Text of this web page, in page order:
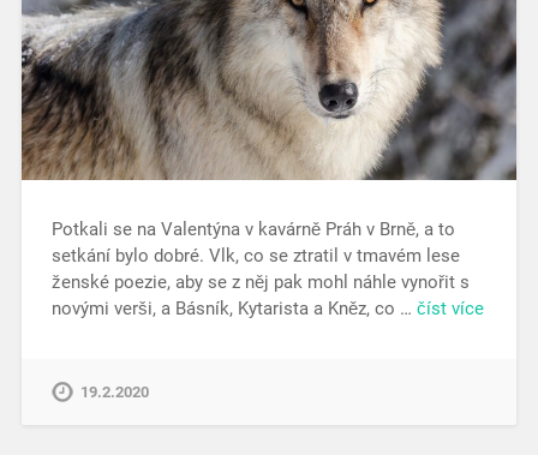
Potkali se na Valentýna v kavárně Práh v Brně, a to
setkání bylo dobré. Vlk, co se ztratil v tmavém lese
ženské poezie, aby se z něj pak mohl náhle vynořit s
novými verši, a Básník, Kytarista a Kněz, co … číst více
19.2.2020